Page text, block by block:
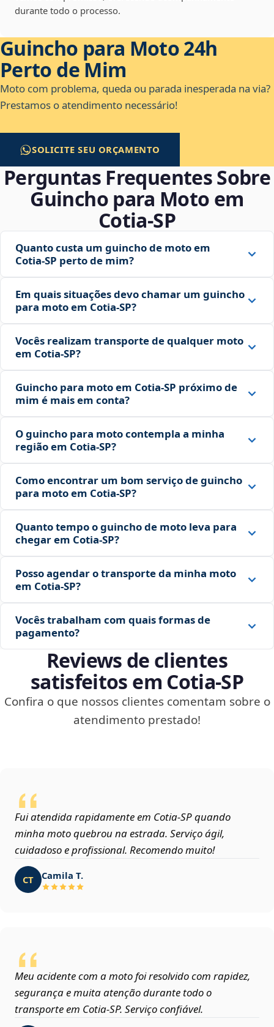
durante todo o processo.
Guincho para Moto 24h
Perto de Mim
Moto com problema, queda ou parada inesperada na via?
Prestamos o atendimento necessário!
SOLICITE SEU ORÇAMENTO
Perguntas Frequentes Sobre
Guincho para Moto em
Cotia‑SP
Quanto custa um guincho de moto em
Cotia‑SP perto de mim?
Em quais situações devo chamar um guincho
para moto em Cotia‑SP?
Vocês realizam transporte de qualquer moto
em Cotia‑SP?
Guincho para moto em Cotia‑SP próximo de
mim é mais em conta?
O guincho para moto contempla a minha
região em Cotia‑SP?
Como encontrar um bom serviço de guincho
para moto em Cotia‑SP?
Quanto tempo o guincho de moto leva para
chegar em Cotia‑SP?
Posso agendar o transporte da minha moto
em Cotia‑SP?
Vocês trabalham com quais formas de
pagamento?
Reviews de clientes
satisfeitos em Cotia‑SP
Confira o que nossos clientes comentam sobre o
atendimento prestado!
Fui atendida rapidamente em Cotia‑SP quando
minha moto quebrou na estrada. Serviço ágil,
cuidadoso e profissional. Recomendo muito!
CT Camila T.
Meu acidente com a moto foi resolvido com rapidez,
segurança e muita atenção durante todo o
transporte em Cotia‑SP. Serviço confiável.